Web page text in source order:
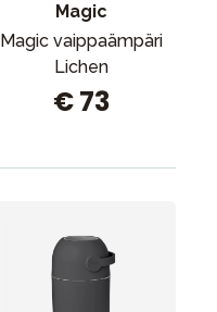
Magic
Magic vaippaämpäri
Lichen
€ 73